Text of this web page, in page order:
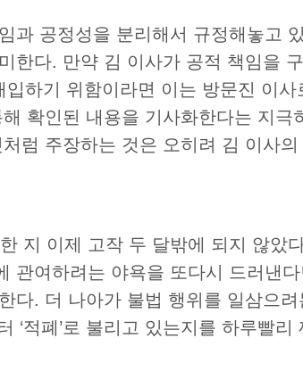
과 공정성을 분리해서 규정해놓고
한다. 만약 김 이사가 공적 책임을
입하기 위함이라면 이는 방문진 이
확인된 내용을 기사화한다는 지
럼 주장하는 것은 오히려 김 이사
지 이제 고작 두 달밖에 되지 않았
관여하려는 야욕을 또다시 드러낸
다. 더 나아가 불법 행위를 일삼으
‘적폐 ’로 불리고 있는지를 하루빨리